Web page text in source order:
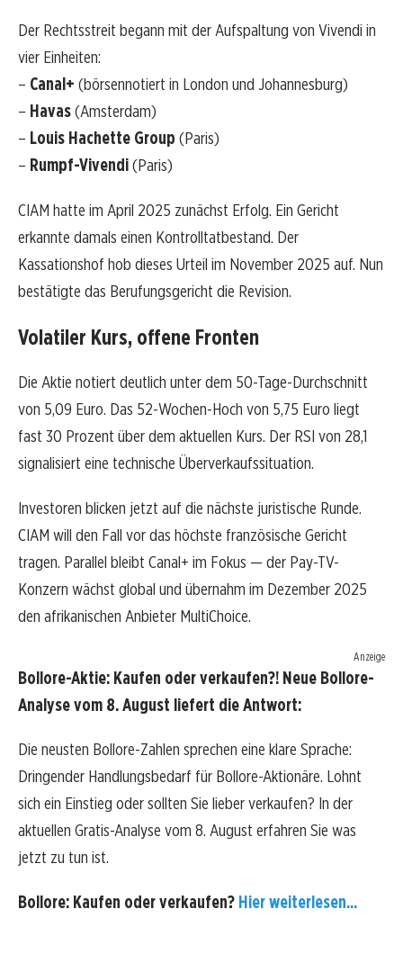
Der Rechtsstreit begann mit der Aufspaltung von Vivendi in
vier Einheiten:
– Canal+ (börsennotiert in London und Johannesburg)
– Havas(Amsterdam)
– Louis Hachette Group (Paris)
– Rumpf-Vivendi(Paris)
CIAM hatte im April 2025 zunächst Erfolg. Ein Gericht
erkannte damals einen Kontrolltatbestand. Der
Kassationshof hob dieses Urteil im November 2025 auf. Nun
bestätigte das Berufungsgericht die Revision.
Volatiler Kurs, offene Fronten
Die Aktie notiert deutlich unter dem 50-Tage-Durchschnitt
von 5,09 Euro. Das 52-Wochen-Hoch von 5,75 Euro liegt
fast 30 Prozent über dem aktuellen Kurs. Der RSI von 28,1
signalisiert eine technische Überverkaufssituation.
Investoren blicken jetzt auf die nächste juristische Runde.
CIAM will den Fall vor das höchste französische Gericht
tragen. Parallel bleibt Canal+ im Fokus — der Pay-TV-
Konzern wächst global und übernahm im Dezember 2025
den afrikanischen Anbieter MultiChoice.
Anzeige
Bollore-Aktie: Kaufen oder verkaufen?! Neue Bollore-
Analyse vom 8. August liefert die Antwort:
Die neusten Bollore-Zahlen sprechen eine klare Sprache:
Dringender Handlungsbedarf für Bollore-Aktionäre. Lohnt
sich ein Einstieg oder sollten Sie lieber verkaufen? In der
aktuellen Gratis-Analyse vom 8. August erfahren Sie was
jetzt zu tun ist.
Bollore: Kaufen oder verkaufen? Hier weiterlesen...